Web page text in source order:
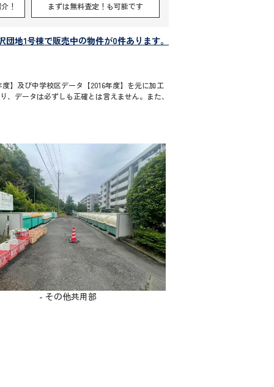
！
まずは無料査定！も可能です
団地1号棟で販売中の物件が0件あります。
】及び中学校区データ【2016年度】を元に加工
データは必ずしも正確とは言えません。また、
- その他共用部